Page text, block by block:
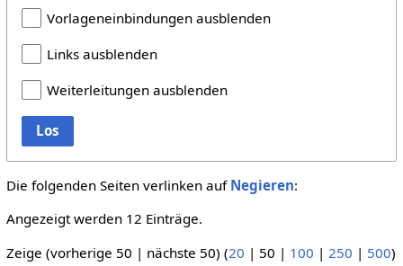
Vorlageneinbindungen ausblenden
Links ausblenden
Weiterleitungen ausblenden
Los
Die folgenden Seiten verlinken auf Negieren:
Angezeigt werden 12 Einträge.
Zeige (vorherige 50 | nächste 50) (20 | 50 | 100 | 250 | 500)